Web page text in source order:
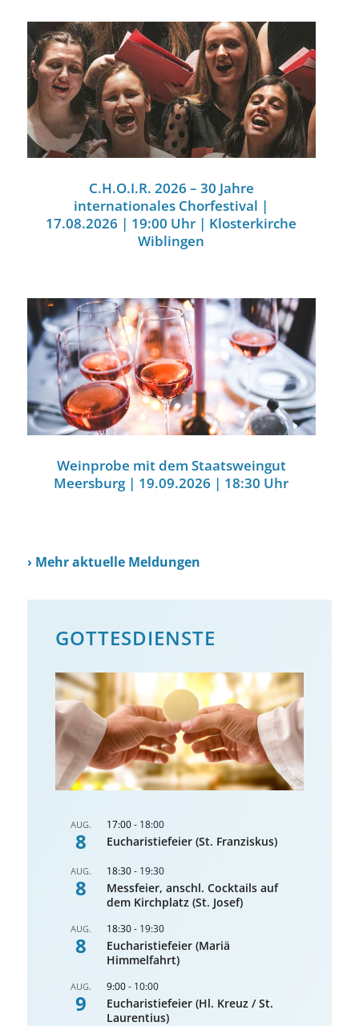
C.H.O.I.R. 2026 – 30 Jahre
internationales Chorfestival |
17.08.2026 | 19:00 Uhr | Klosterkirche
Wiblingen
Weinprobe mit dem Staatsweingut
Meersburg | 19.09.2026 | 18:30 Uhr
› Mehr aktuelle Meldungen
GOTTES­DIENSTE
AUG.
8
17:00- 18:00
Eucharistiefeier (St. Franziskus)
AUG.
8
18:30- 19:30
Messfeier, anschl. Cocktails auf
dem Kirchplatz (St. Josef)
AUG.
8
18:30- 19:30
Eucharistiefeier (Mariä
Himmelfahrt)
AUG.
9
9:00- 10:00
Eucharistiefeier (Hl. Kreuz / St.
Laurentius)